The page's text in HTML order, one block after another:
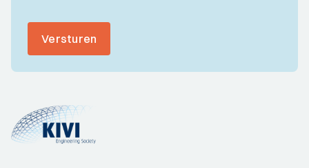
Versturen